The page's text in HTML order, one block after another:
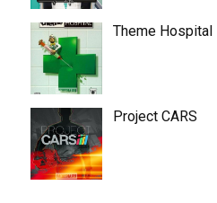
Theme Hospital
Project CARS